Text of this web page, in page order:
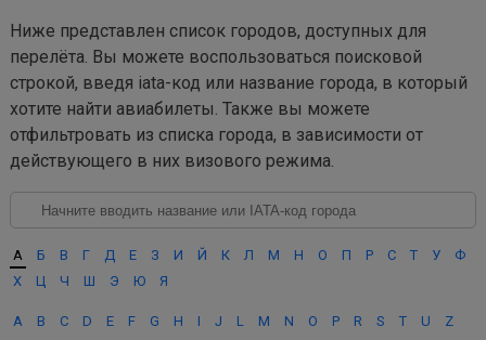
Ниже представлен список городов, доступных для
перелёта. Вы можете воспользоваться поисковой
строкой, введя iata-код или название города, в который
хотите найти авиабилеты. Также вы можете
отфильтровать из списка города, в зависимости от
действующего в них визового режима.
А Б В Г Д Е З И Й К Л М Н О П Р С Т У
Ф
Х
Ц Ч Ш Э Ю Я
A B C D E F G H I J L M N O P R S T U Z